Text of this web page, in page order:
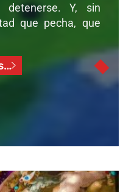
detenerse. Y, sin
que pecha, que